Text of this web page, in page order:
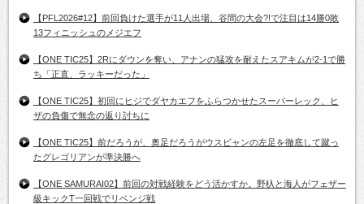
【PFL2026#12】前回負けた選手が11人出場、谷間の大会?!で注目は14勝0敗
13フィニッシュのメジエフ
【ONE TIC25】2Rにダウンを奪い、アナンの猛攻を耐えたスアキムが2-1で勝
ち「正直、ラッキーだった」
【ONE TIC25】初回にヒジでダヤカエフをふらつかせたスーパーレック、ヒ
ザの負傷で無念の返り討ちに
【ONE TIC25】前だろうが、奥足だろうがウスビャンの左足を徹底して蹴っ
たグレゴリアンが準決勝へ
【ONE SAMURAI02】前回の対戦経験をどう活かすか。野杁と海人がフェザー
級キックT一回戦でリベンジ戦